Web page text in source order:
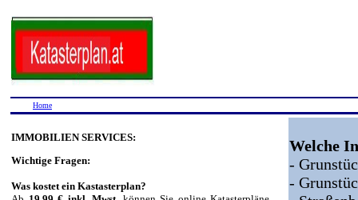
Home
IMMOBILIEN SERVICES:
Wichtige Fragen:
Was kostet ein Kastasterplan?
Welche
-
-